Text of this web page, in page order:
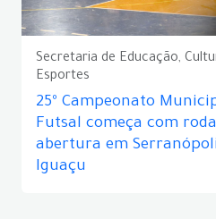
Secretaria de Educação,
Esportes
25º Campeonato
Futsal começa com
abertura em
Iguaçu